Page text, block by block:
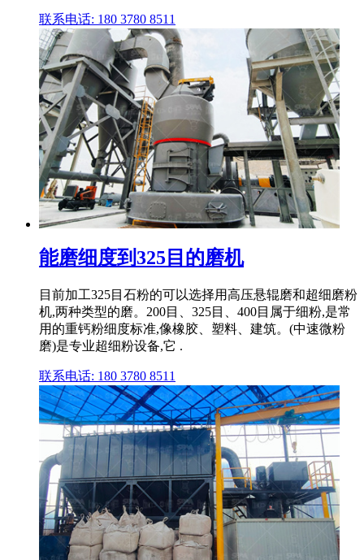
联系电话: 180 3780 8511
能磨细度到325目的磨机
目前加工325目石粉的可以选择用高压悬辊磨和超细磨粉
机,两种类型的磨。200目、325目、400目属于细粉,是常
用的重钙粉细度标准,像橡胶、塑料、建筑。(中速微粉
磨)是专业超细粉设备,它 .
联系电话: 180 3780 8511